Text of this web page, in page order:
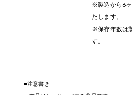
※製造から6
たします。
※保存年数は
す。
■注意書き